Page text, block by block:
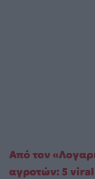
Από τον
αγροτών: 5 viral